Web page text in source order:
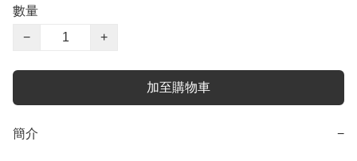
數量
−
+
加至購物車
簡介 −